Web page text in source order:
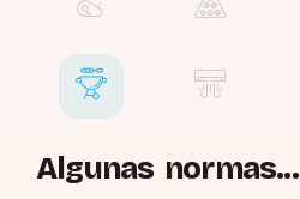
Algunas normas...